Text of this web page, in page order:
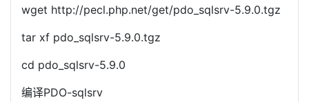
wget http://pecl.php.net/get/pdo_sqlsrv-5.9.0.tgz
tar xf pdo_sqlsrv-5.9.0.tgz
cd pdo_sqlsrv-5.9.0
编译PDO-sqlsrv